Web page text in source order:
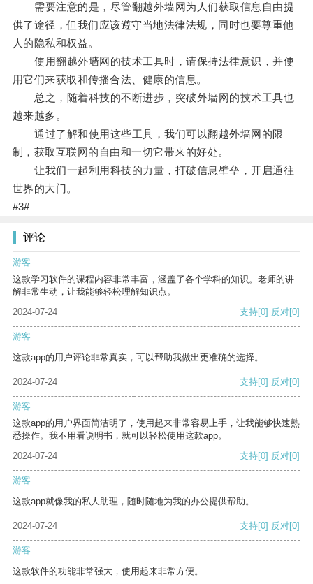
需要注意的是，尽管翻越外墙网为人们获取信息自由提
供了途径，但我们应该遵守当地法律法规，同时也要尊重他
人的隐私和权益。
使用翻越外墙网的技术工具时，请保持法律意识，并使
用它们来获取和传播合法、健康的信息。
总之，随着科技的不断进步，突破外墙网的技术工具也
越来越多。
通过了解和使用这些工具，我们可以翻越外墙网的限
制，获取互联网的自由和一切它带来的好处。
让我们一起利用科技的力量，打破信息壁垒，开启通往
世界的大门。
#3#
评论
游客
这款学习软件的课程内容非常丰富，涵盖了各个学科的知识。老师的讲
解非常生动，让我能够轻松理解知识点。
2024-07-24
支持[0] 反对[0]
游客
这款app的用户评论非常真实，可以帮助我做出更准确的选择。
2024-07-24 支持[0] 反对[0]
游客
这款app的用户界面简洁明了，使用起来非常容易上手，让我能够快速熟
悉操作。我不用看说明书，就可以轻松使用这款app。
2024-07-24
支持[0] 反对[0]
游客
这款app就像我的私人助理，随时随地为我的办公提供帮助。
2024-07-24 支持[0] 反对[0]
游客
这款软件的功能非常强大，使用起来非常方便。